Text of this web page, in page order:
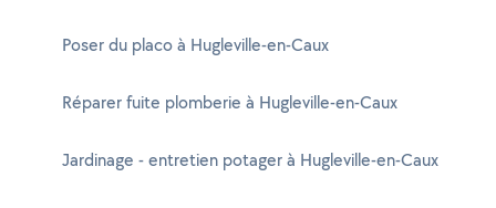
Poser du placo à Hugleville-en-Caux
Réparer fuite plomberie à Hugleville-en-Caux
Jardinage - entretien potager à Hugleville-en-Caux